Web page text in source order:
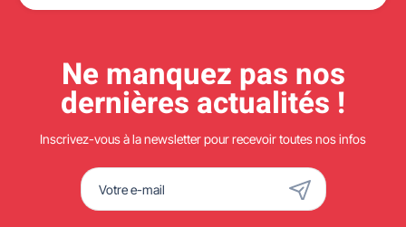
Ne manquez pas nos
dernières actualités !
Inscrivez-vous à la newsletter pour recevoir toutes nos infos